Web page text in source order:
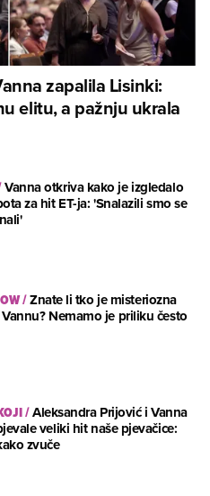
zapalila Lisinki:
elitu, a pažnju ukrala
Vanna otkriva kako je izgledalo
za hit ET-ja: 'Snalazili smo se
/Znate li tko je misteriozna
Nemamo je priliku često
/Aleksandra Prijović i Vanna
veliki hit naše pjevačice:
zvuče